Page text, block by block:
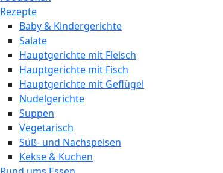
Rezepte
Baby & Kindergerichte
Salate
Hauptgerichte mit Fleisch
Hauptgerichte mit Fisch
Hauptgerichte mit Geflügel
Nudelgerichte
Suppen
Vegetarisch
Süß- und Nachspeisen
Kekse & Kuchen